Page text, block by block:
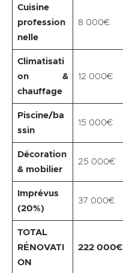
Cuisine
profession
nelle
8 000€
Climatisati
on &
chauffage
12 000€
Piscine/ba
ssin
15 000€
Décoration
& mobilier
25 000€
Imprévus
(20%)
37 000€
TOTAL
RÉNOVATI
ON
222 000€